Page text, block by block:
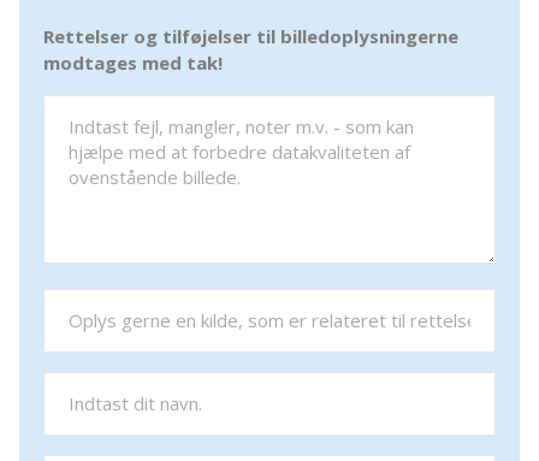
Rettelser og tilføjelser til billedoplysningerne
modtages med tak!